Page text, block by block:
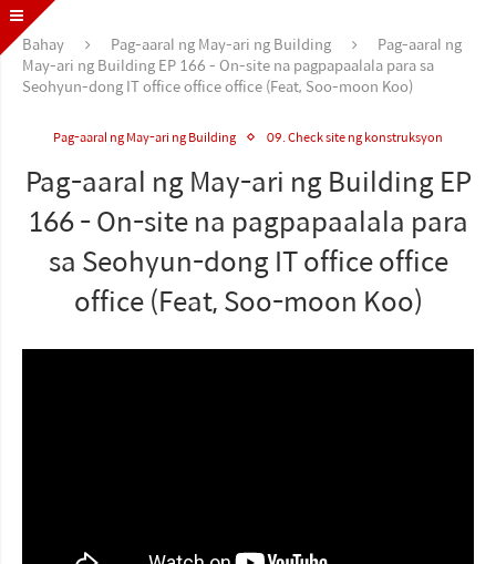
Bahay Pag-aaral ng May-ari ng Building
Pag-aaral ng
May-ari ng Building EP 166 - On-site na pagpapaalala para sa
Seohyun-dong IT office office office (Feat, Soo-moon Koo)
Pag-aaral ng May-ari ng Building 09. Check site ng konstruksyon
Pag-aaral ng May-ari ng Building EP
166 - On-site na pagpapaalala para
sa Seohyun-dong IT office office
office (Feat, Soo-moon Koo)